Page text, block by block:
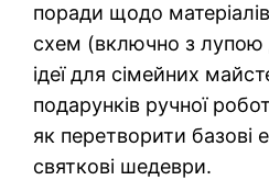
поради щодо
схем (включно з лупою
ідеї для сімейних
подарунків ручної
як перетворити базові
святкові шедеври.